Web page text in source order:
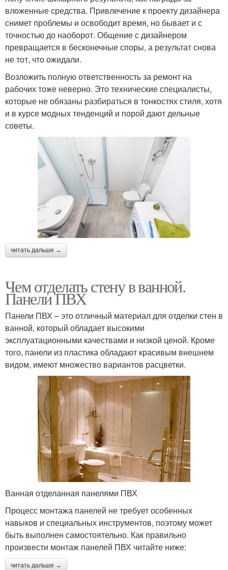
вложенные средства. Привлечение к проекту дизайнера
снимет проблемы и освободит время, но бывает и с
точностью до наоборот. Общение с дизайнером
превращается в бесконечные споры, а результат снова
не тот, что ожидали.
Возложить полную ответственность за ремонт на
рабочих тоже неверно. Это технические специалисты,
которые не обязаны разбираться в тонкостях стиля, хотя
и в курсе модных тенденций и порой дают дельные
советы.
читать дальше →
Чем отделать стену в ванной.
Панели ПВХ
Панели ПВХ – это отличный материал для отделки стен в
ванной, который обладает высокими
эксплуатационными качествами и низкой ценой. Кроме
того, панели из пластика обладают красивым внешнем
видом, имеют множество вариантов расцветки.
Ванная отделанная панелями ПВХ
Процесс монтажа панелей не требует особенных
навыков и специальных инструментов, поэтому может
быть выполнен самостоятельно. Как правильно
произвести монтаж панелей ПВХ читайте ниже:
читать дальше →